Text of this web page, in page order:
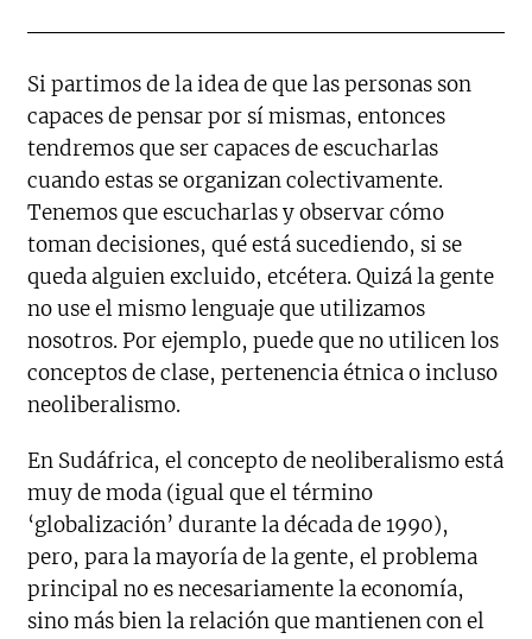
Si partimos de la idea de que las personas son
capaces de pensar por sí mismas, entonces
tendremos que ser capaces de escucharlas
cuando estas se organizan colectivamente.
Tenemos que escucharlas y observar cómo
toman decisiones, qué está sucediendo, si se
queda alguien excluido, etcétera. Quizá la gente
no use el mismo lenguaje que utilizamos
nosotros. Por ejemplo, puede que no utilicen los
conceptos de clase, pertenencia étnica o incluso
neoliberalismo.
En Sudáfrica, el concepto de neoliberalismo está
muy de moda (igual que el término
‘globalización’ durante la década de 1990),
pero, para la mayoría de la gente, el problema
principal no es necesariamente la economía,
sino más bien la relación que mantienen con el